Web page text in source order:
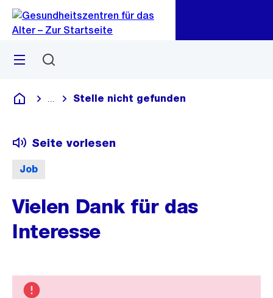
Navigation
Sprunglink
Menü
Gesundheitszentren für das Alter
Blende alle Breadcrumbs ein
Stelle nicht gefunden
Job
Seite vorlesen
Vielen Dank für das
Interesse